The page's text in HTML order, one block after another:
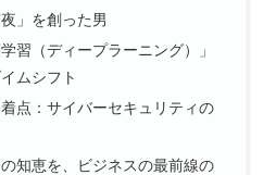
」を創った男
習（ディープラーニング）」
ムシフト
点：サイバーセキュリティの
知恵を、ビジネスの最前線の